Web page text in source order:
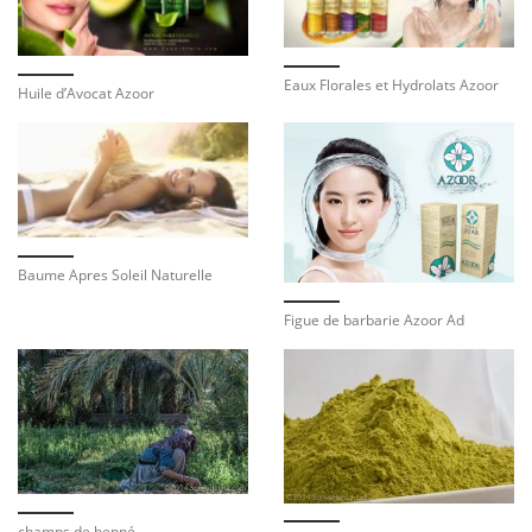
Huile d’Avocat Azoor Eaux Florales et Hydrolats Azoor
Baume Apres Soleil Naturelle
Figue de barbarie Azoor Ad